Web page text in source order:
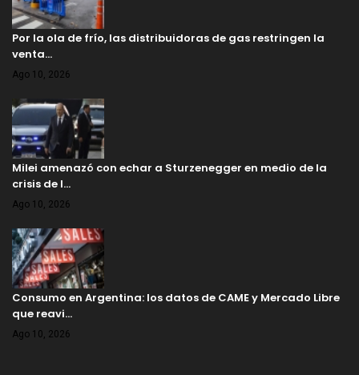
Por la ola de frío, las distribuidoras de gas restringen la
venta…
Ago 10, 2026
Milei amenazó con echar a Sturzenegger en medio de la
crisis de l…
Ago 10, 2026
Consumo en Argentina: los datos de CAME y Mercado Libre
que reavi…
Ago 10, 2026